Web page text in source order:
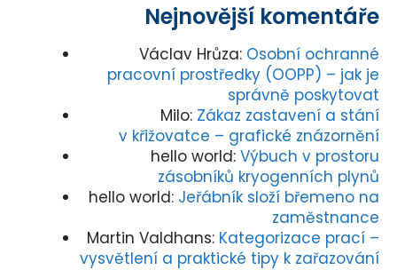
Nejnovější komentáře
Václav Hrůza: Osobní ochranné
pracovní prostředky (OOPP) – jak je
správně poskytovat
Milo: Zákaz zastavení a stání
v křižovatce – grafické znázornění
hello world: Výbuch v prostoru
zásobníků kryogenních plynů
hello world: Jeřábník složí břemeno na
zaměstnance
Martin Valdhans: Kategorizace prací –
vysvětlení a praktické tipy k zařazování